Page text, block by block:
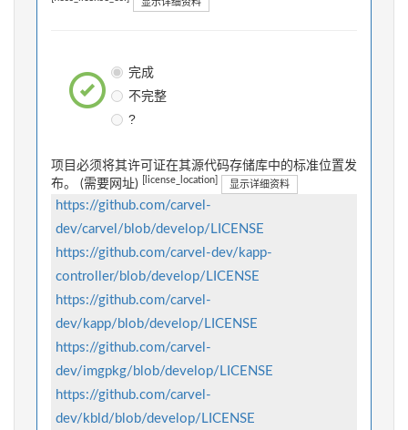
显示详细资料
完成
不完整
?
项目必须将其许可证在其源代码存储库中的标准位置发
布。 (需要网址)
[license_location] 显示详细资料
https://github.com/carvel-
dev/carvel/blob/develop/LICENSE
https://github.com/carvel-dev/kapp-
controller/blob/develop/LICENSE
https://github.com/carvel-
dev/kapp/blob/develop/LICENSE
https://github.com/carvel-
dev/imgpkg/blob/develop/LICENSE
https://github.com/carvel-
dev/kbld/blob/develop/LICENSE